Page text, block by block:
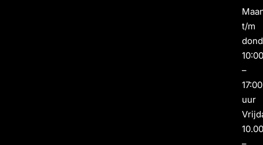
t/m
–
17:00
uur